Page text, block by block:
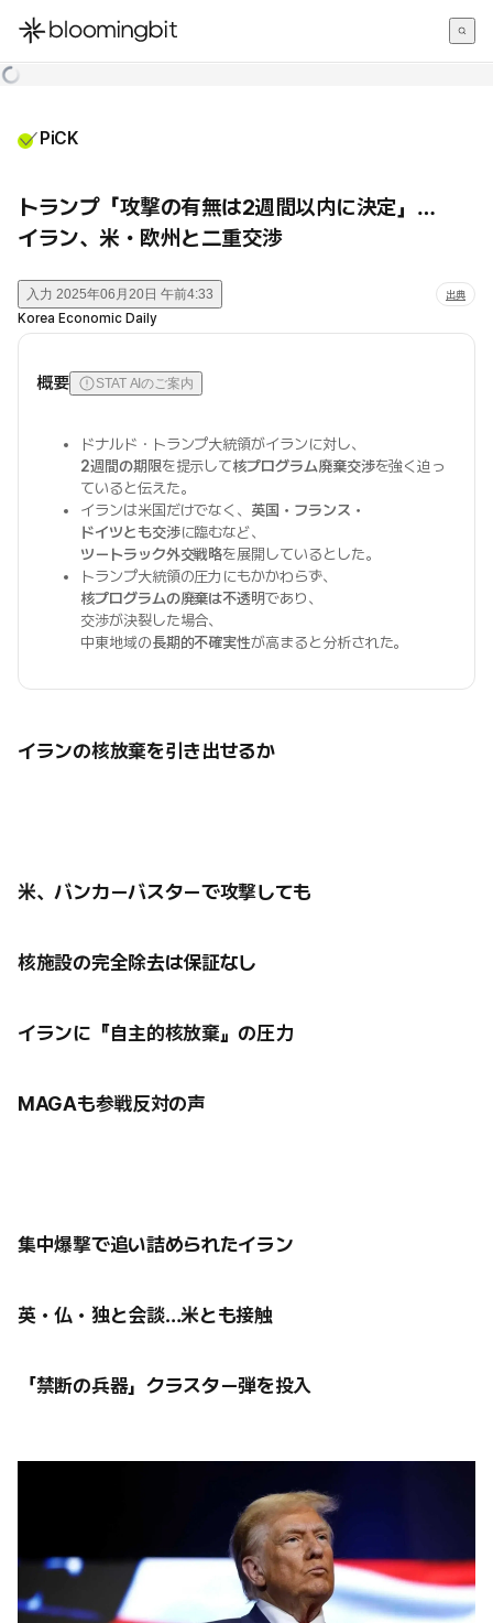
한국어
PiCK
トランプ「攻撃の有無は2週間以内に決定」…
イラン、米・欧州と二重交渉
入力 2025年06月20日 午前4:33 出典
Korea Economic Daily
概要 STAT AIのご案内
ドナルド・トランプ大統領がイランに対し、
2週間の期限を提示して核プログラム廃棄交渉を強く迫っ
ていると伝えた。
イランは米国だけでなく、 英国・フランス・
ドイツとも交渉に臨むなど、
ツートラック外交戦略を展開しているとした。
トランプ大統領の圧力にもかかわらず、
核プログラムの廃棄は不透明であり、
交渉が決裂した場合、
中東地域の長期的不確実性が高まると分析された。
イランの核放棄を引き出せるか
米、バンカーバスターで攻撃しても
核施設の完全除去は保証なし
イランに『自主的核放棄』の圧力
MAGAも参戦反対の声
集中爆撃で追い詰められたイラン
英・仏・独と会談…米とも接触
「禁断の兵器」クラスター弾を投入